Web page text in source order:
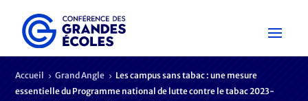
Accueil 5 Grand Angle 5 Les campus sans tabac : une mesure
essentielle du Programme national de lutte contre le tabac 2023-